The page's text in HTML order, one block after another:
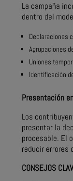
La campaña
dentro del
Declaraciones
Agrupaciones
Uniones
Identificación
Presentación
Los
presentar la
procesable. El
reducir errores
CONSEJOS